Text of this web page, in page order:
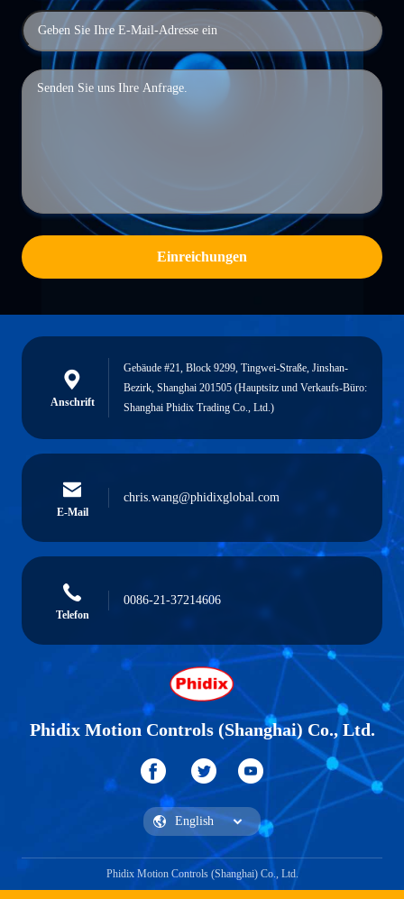
Einreichungen
Anschrift
Gebäude #21, Block 9299, Tingwei-Straße, Jinshan-
Bezirk, Shanghai 201505 (Hauptsitz und Verkaufs-Büro:
Shanghai Phidix Trading Co., Ltd.)
E-Mail
chris.wang@phidixglobal.com
Telefon
0086-21-37214606
Phidix Motion Controls (Shanghai) Co., Ltd.
Phidix Motion Controls (Shanghai) Co., Ltd.